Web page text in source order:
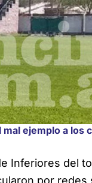
mal ejemplo a los
Inferiores del
por redes